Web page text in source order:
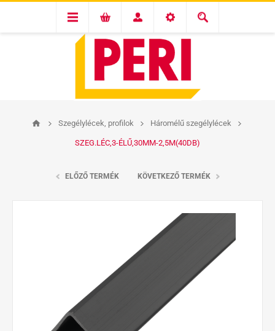
Szegélylécek, profilok Háromélű szegélylécek
SZEG.LÉC,3-ÉLŰ,30MM-2,5M(40DB)
ELŐZŐ TERMÉK KÖVETKEZŐ TERMÉK